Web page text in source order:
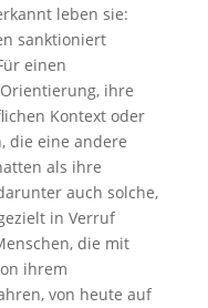
leben sie:
sanktioniert
einen
ihre
Kontext oder
die eine andere
als ihre
auch solche,
in Verruf
die mit
ihrem
von heute auf